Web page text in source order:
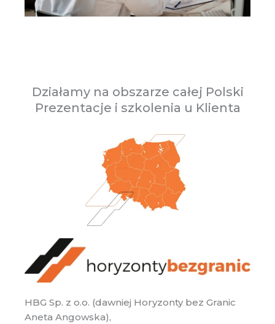
Działamy na obszarze całej Polski
Prezentacje i szkolenia u Klienta
HBG Sp. z o.o. (dawniej Horyzonty bez Granic
Aneta Angowska),